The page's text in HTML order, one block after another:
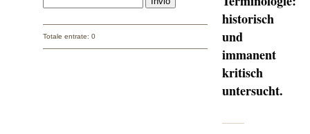
Totale entrate: 0
historisch
und
immanent
kritisch
untersucht.